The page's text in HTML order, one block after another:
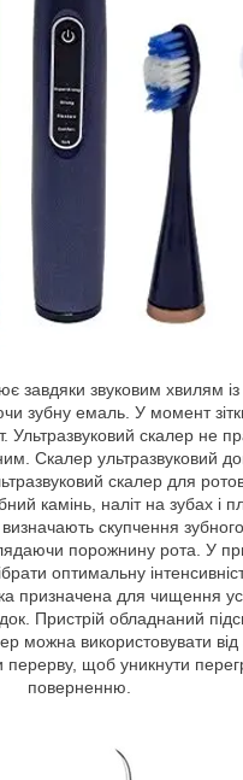
завдяки звуковим хвилям
зубну емаль. У момент
Ультразвуковий скалер не
Скалер ультразвуковий
скалер для
камінь, наліт на зубах і
скупчення
порожнину рота. У
оптимальну
призначена для чищення
Пристрій обладнаний
можна використовувати
щоб уникнути
поверненню.